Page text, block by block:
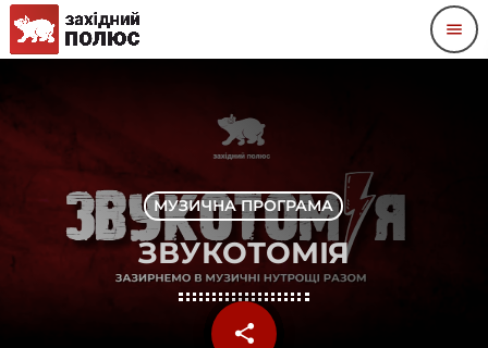
menu
МУЗИЧНА ПРОГРАМА
ЗВУКОТОМІЯ
share
email